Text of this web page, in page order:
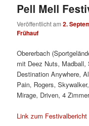
Pell Mell
Veröffentlicht am2.
Frühauf
Obererbach
mit Deez Nuts, Madball,
Destination Anywhere,
Pain, Rogers,
Mirage, Driven, 4
Link zum Festivalbericht